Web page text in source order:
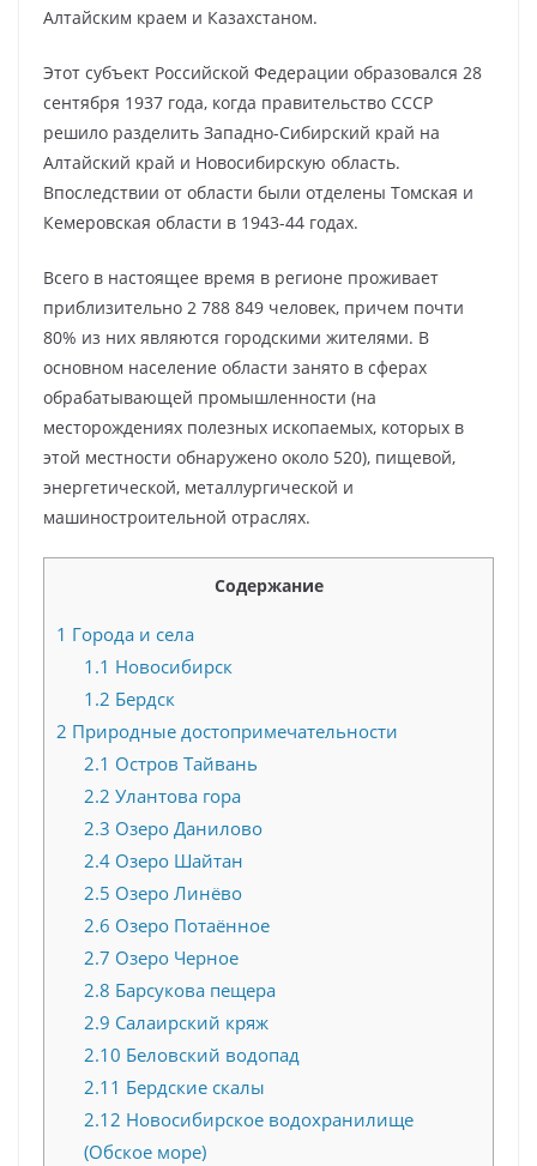
Алтайским краем и Казахстаном.
Этот субъект Российской Федерации образовался 28
сентября 1937 года, когда правительство СССР
решило разделить Западно-Сибирский край на
Алтайский край и Новосибирскую область.
Впоследствии от области были отделены Томская и
Кемеровская области в 1943-44 годах.
Всего в настоящее время в регионе проживает
приблизительно 2 788 849 человек, причем почти
80% из них являются городскими жителями. В
основном население области занято в сферах
обрабатывающей промышленности (на
месторождениях полезных ископаемых, которых в
этой местности обнаружено около 520), пищевой,
энергетической, металлургической и
машиностроительной отраслях.
Содержание
1 Города и села
1.1 Новосибирск
1.2 Бердск
2 Природные достопримечательности
2.1 Остров Тайвань
2.2 Улантова гора
2.3 Озеро Данилово
2.4Озеро Шайтан
2.5 Озеро Линёво
2.6 Озеро Потаённое
2.7 Озеро Черное
2.8 Барсукова пещера
2.9 Салаирский кряж
2.10 Беловский водопад
2.11 Бердские скалы
2.12 Новосибирское водохранилище
(Обское море)